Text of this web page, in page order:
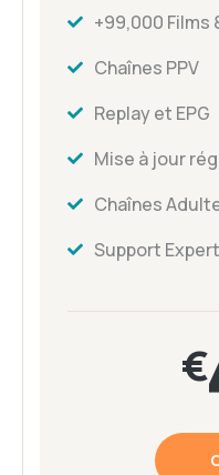
+99,000 Films
Chaînes PPV
Replay et EPG
Mise à jour
Chaînes
Support
€